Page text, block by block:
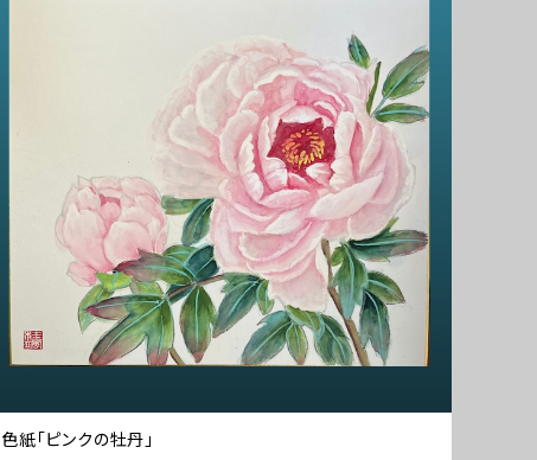
色紙「ピンクの牡丹」